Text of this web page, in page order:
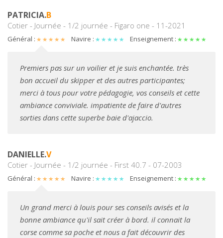
PATRICIA.B
Cotier - Journée - 1/2 journée - Figaro one - 11-2021
Général : Navire : Enseignement :
Premiers pas sur un voilier et je suis enchantée. très
bon accueil du skipper et des autres participantes;
merci à tous pour votre pédagogie, vos conseils et cette
ambiance conviviale. impatiente de faire d'autres
sorties dans cette superbe baie d'ajaccio.
DANIELLE.V
Cotier - Journée - 1/2 journée - First 40.7 - 07-2003
Général : Navire : Enseignement :
Un grand merci à louis pour ses conseils avisés et la
bonne ambiance qu'il sait créer à bord. il connait la
corse comme sa poche et nous a fait découvrir des